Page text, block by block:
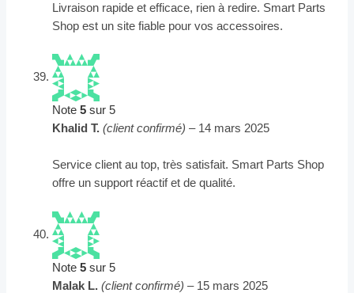
Livraison rapide et efficace, rien à redire. Smart Parts
Shop est un site fiable pour vos accessoires.
Note5 sur 5
Khalid T.(client confirmé) – 14 mars 2025
Service client au top, très satisfait. Smart Parts Shop
offre un support réactif et de qualité.
Note5 sur 5
Malak L.(client confirmé) – 15 mars 2025